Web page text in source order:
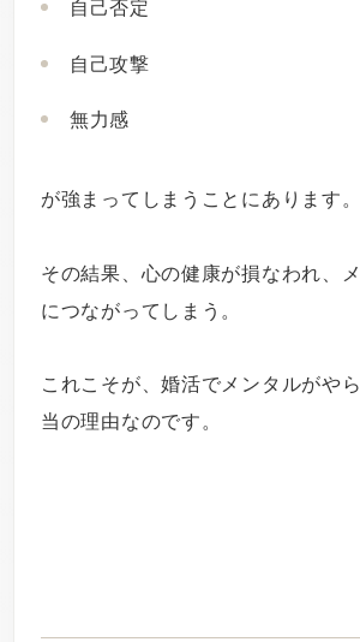
自己否定
自己攻撃
無力感
が強まってしまうことにあります。
その結果、心の健康が損なわれ、
につながってしまう。
これこそが、婚活でメンタルがや
当の理由なのです。